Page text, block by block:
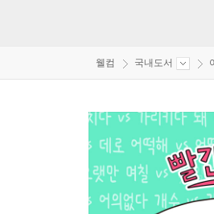
웰컴 국내도서